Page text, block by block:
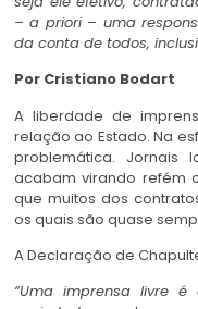
– a priori – uma
da conta de todos,
Por Cristiano Bodart
A liberdade de
relação ao Estado. Na
problemática. Jornais
acabam virando refém
que muitos dos
os quais são quase
A Declaração de
“Uma imprensa livre